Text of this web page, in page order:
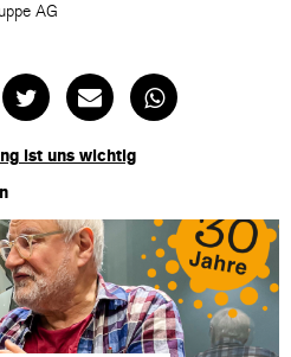
AG
ist uns wichtig